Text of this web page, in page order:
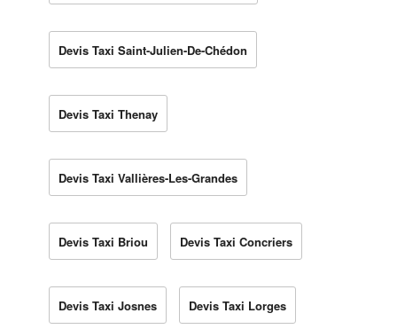
Devis Taxi Saint-Julien-De-Chédon
Devis Taxi Thenay
Devis Taxi Vallières-Les-Grandes
Devis Taxi Briou Devis Taxi Concriers
Devis Taxi Josnes Devis Taxi Lorges